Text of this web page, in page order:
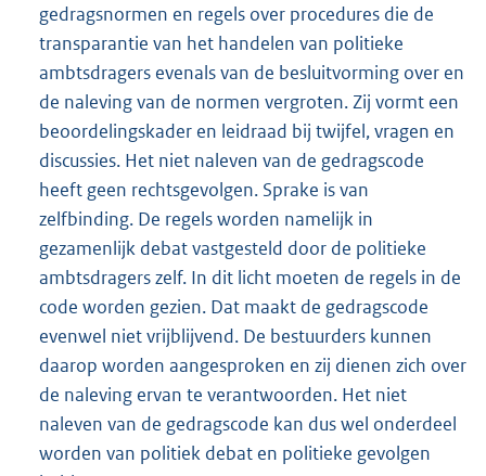
gedragsnormen en regels over procedures die de
transparantie van het handelen van politieke
ambtsdragers evenals van de besluitvorming over en
de naleving van de normen vergroten. Zij vormt een
beoordelingskader en leidraad bij twijfel, vragen en
discussies. Het niet naleven van de gedragscode
heeft geen rechtsgevolgen. Sprake is van
zelfbinding. De regels worden namelijk in
gezamenlijk debat vastgesteld door de politieke
ambtsdragers zelf. In dit licht moeten de regels in de
code worden gezien. Dat maakt de gedragscode
evenwel niet vrijblijvend. De bestuurders kunnen
daarop worden aangesproken en zij dienen zich over
de naleving ervan te verantwoorden. Het niet
naleven van de gedragscode kan dus wel onderdeel
worden van politiek debat en politieke gevolgen